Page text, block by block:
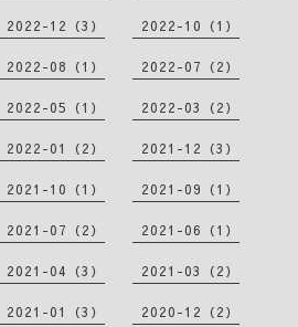
2022-12（3） 2022-10（1）
2022-08（1） 2022-07（2）
2022-05（1） 2022-03（2）
2022-01（2） 2021-12（3）
2021-10（1） 2021-09（1）
2021-07（2） 2021-06（1）
2021-04（3） 2021-03（2）
2021-01（3） 2020-12（2）